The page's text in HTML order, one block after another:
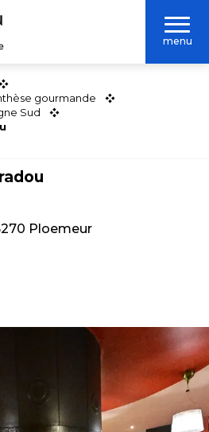
menu
gourmande
Sud
Ploemeur
favoris